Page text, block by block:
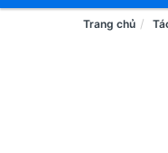
Trang chủ